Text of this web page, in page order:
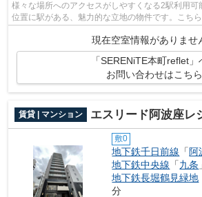
様々な場所へのアクセスがしやすくなる2駅利用
位置に駅がある、魅力的な立地の物件です。こち
現在空室情報がありませ
「SERENiTE本町reflet」
お問い合わせはこちら
賃貸 | マンション エスリード阿波座レ
敷0
地下鉄千日前線 「 阿
地下鉄中央線 「九条
地下鉄長堀鶴見緑地
分